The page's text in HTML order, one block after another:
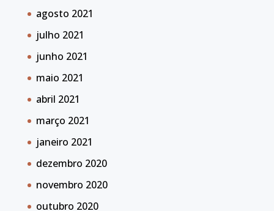
agosto 2021
julho 2021
junho 2021
maio 2021
abril 2021
março 2021
janeiro 2021
dezembro 2020
novembro 2020
outubro 2020